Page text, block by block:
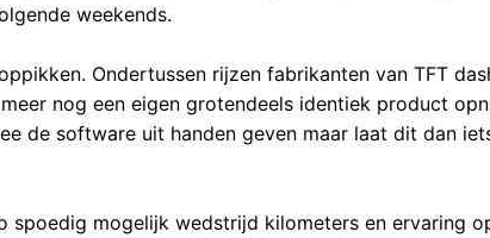
weekends.
Ondertussen rijzen fabrikanten van TFT
nog een eigen grotendeels identiek product
de software uit handen geven maar laat dit dan
spoedig mogelijk wedstrijd kilometers en ervaring